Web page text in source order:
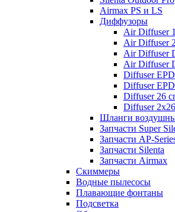
Airmax PS и LS
Диффузоры
Air Diffuser
Air Diffuser
Air Diffuser
Air Diffuser
Diffuser
Diffuser
Diffuser 26
Diffuser
Шланги
Запчасти Super
Запчасти AP-
Запчасти Silenta
Запчасти Airmax
Cкиммеры
Водные пылесосы
Плавающие фонтаны
Подсветка